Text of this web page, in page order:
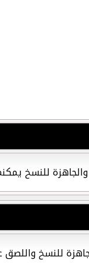
للنسخ
للنسخ